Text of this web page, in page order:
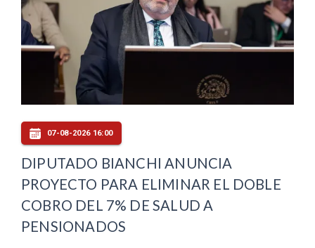
07-08-2026 16:00
DIPUTADO BIANCHI ANUNCIA
PROYECTO PARA ELIMINAR EL DOBLE
COBRO DEL 7% DE SALUD A
PENSIONADOS